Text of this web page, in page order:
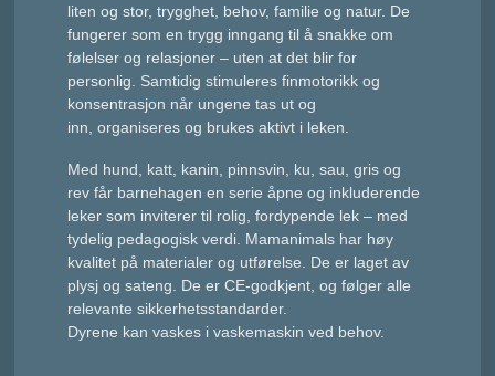
liten og stor, trygghet, behov, familie og natur. De
fungerer som en trygg inngang til å snakke om
følelser og relasjoner – uten at det blir for
personlig. Samtidig stimuleres finmotorikk og
konsentrasjon når ungene tas ut og
inn, organiseres og brukes aktivt i leken.
Med hund, katt, kanin, pinnsvin, ku, sau, gris og
rev får barnehagen en serie åpne og inkluderende
leker som inviterer til rolig, fordypende lek – med
tydelig pedagogisk verdi. Mamanimals har høy
kvalitet på materialer og utførelse. De er laget av
plysj og sateng. De er CE-godkjent, og følger alle
relevante sikkerhetsstandarder.
Dyrene kan vaskes i vaskemaskin ved behov.